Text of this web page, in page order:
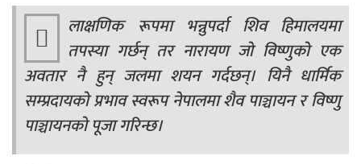
लाक्षणिक रूपमा भन्नुपर्दा शिव हिमालयमा
तपस्या गर्छन् तर नारायण जो विष्णुको एक
अवतार नै हुन् जलमा शयन गर्दछन्। यिनै धार्मिक
सम्प्रदायको प्रभाव स्वरूप नेपालमा शैव पाञ्चायन र विष्णु
पाञ्चायनको पूजा गरिन्छ।